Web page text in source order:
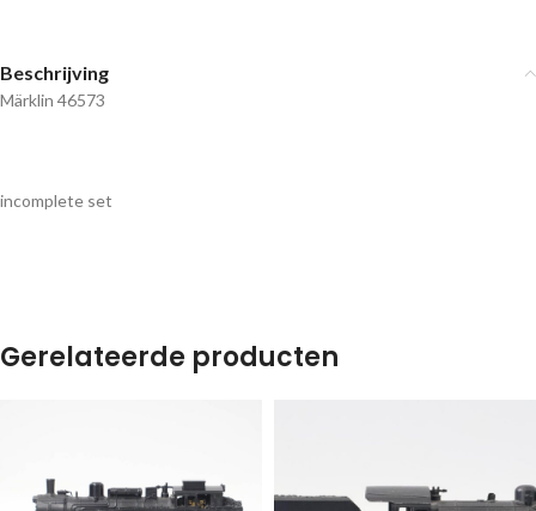
Beschrijving
Märklin 46573
incomplete set
Gerelateerde producten